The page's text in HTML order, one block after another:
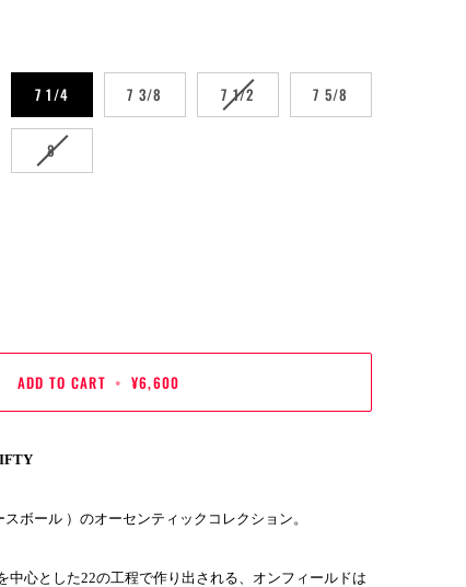
7 1/4 7 3/8 7 1/2VARIANT
SOLD
7 5/8
8VARIANT
SOLD
ADD TO CART • ¥6,600
ボール ）のオーセンティックコレクション。
中心とした22の工程で作り出される、オンフィールドは